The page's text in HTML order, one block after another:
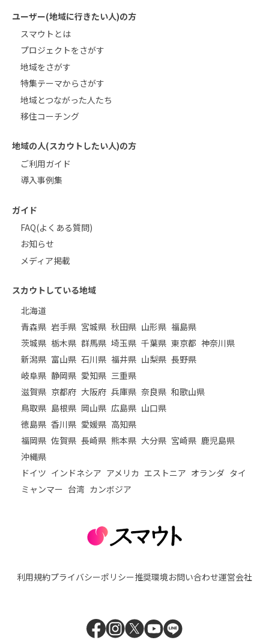
ユーザー(地域に行きたい人)の方
スマウトとは
プロジェクトをさがす
地域をさがす
特集テーマからさがす
地域とつながった人たち
移住コーチング
地域の人(スカウトしたい人)の方
ご利用ガイド
導入事例集
ガイド
FAQ(よくある質問)
お知らせ
メディア掲載
スカウトしている地域
北海道
青森県 岩手県 宮城県 秋田県 山形県 福島県
茨城県 栃木県 群馬県 埼玉県 千葉県 東京都 神奈川県
新潟県 富山県 石川県 福井県 山梨県 長野県
岐阜県 静岡県 愛知県 三重県
滋賀県 京都府 大阪府 兵庫県 奈良県 和歌山県
鳥取県 島根県 岡山県 広島県 山口県
徳島県 香川県 愛媛県 高知県
福岡県 佐賀県 長崎県 熊本県 大分県 宮崎県 鹿児島県
沖縄県
ドイツ インドネシア アメリカ エストニア オランダ タイ
ミャンマー 台湾 カンボジア
利用規約プライバシーポリシー推奨環境お問い合わせ運営会社